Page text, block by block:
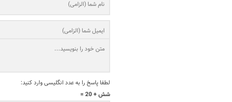
لطفا پاسخ را به عدد انگلیسی وارد کنید:
شش + 20 =